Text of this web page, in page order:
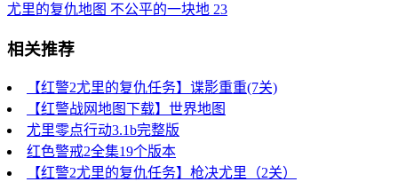
尤里的复仇地图 不公平的一块地 23
相关推荐
【红警2尤里的复仇任务】谍影重重(7关)
【红警战网地图下载】世界地图
尤里零点行动3.1b完整版
红色警戒2全集19个版本
【红警2尤里的复仇任务】枪决尤里（2关）